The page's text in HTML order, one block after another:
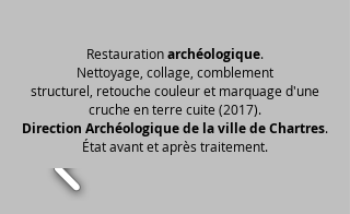
Restaurationarchéologique.
Nettoyage, collage, comblement
structurel, retouche couleur et marquage d'une
cruche en terre cuite (2017).
Direction Archéologique de la ville de Chartres.
État avant et après traitement.​